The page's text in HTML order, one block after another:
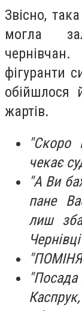
Звісно,
могла
фігуранти
обійшлося
жартів.
"Скоро
чекає
"А Ви
пане
лиш